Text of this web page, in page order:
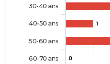
1
0
30-40 ans
40-50 ans
50-60 ans
60-70 ans